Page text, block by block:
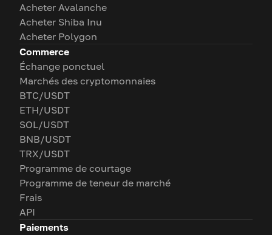
Acheter Avalanche
Acheter Shiba Inu
Acheter Polygon
Commerce
Échange ponctuel
Marchés des cryptomonnaies
BTC/USDT
ETH/USDT
SOL/USDT
BNB/USDT
TRX/USDT
Programme de courtage
Programme de teneur de marché
Frais
API
Paiements